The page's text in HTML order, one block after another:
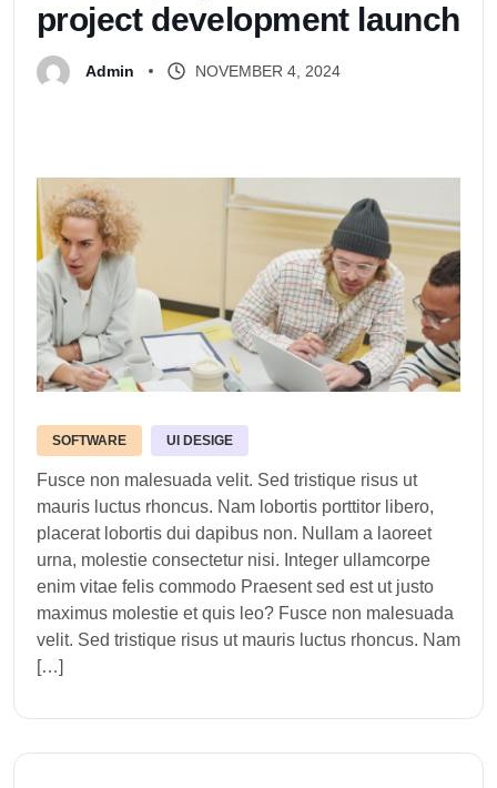
project development launch
Admin NOVEMBER 4, 2024
SOFTWARE UI DESIGE
Fusce non malesuada velit. Sed tristique risus ut
mauris luctus rhoncus. Nam lobortis porttitor libero,
placerat lobortis dui dapibus non. Nullam a laoreet
urna, molestie consectetur nisi. Integer ullamcorpe
enim vitae felis commodo Praesent sed est ut justo
maximus molestie et quis leo? Fusce non malesuada
velit. Sed tristique risus ut mauris luctus rhoncus. Nam
[…]